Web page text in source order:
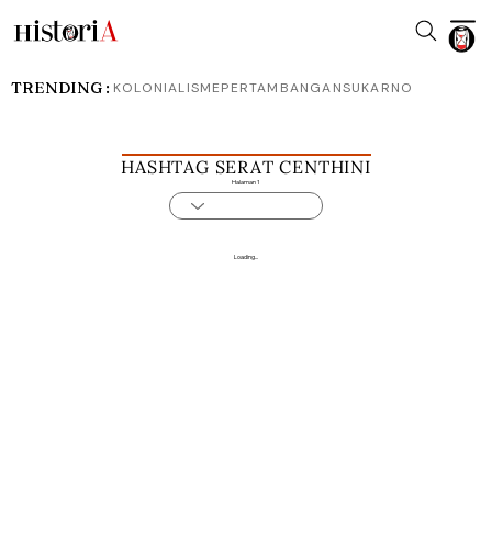
HASHTAG SERAT CENTHINI
Halaman 1
Loading...
TRENDING : KOLONIALISMEPERTAMBANGANSUKARNO